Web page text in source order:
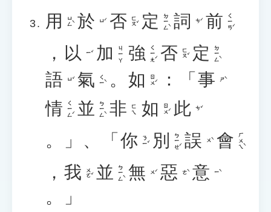
用
ㄩㄥˋ 於 ㄩˊ 否 ㄈㄡˇ 定 ㄉㄧㄥˋ 詞 ㄘˊ 前 ㄑㄧㄢˊ
， 以 ㄧˇ 加 ㄐㄧㄚ 強 ㄑㄧㄤˊ 否 ㄈㄡˇ 定 ㄉㄧㄥˋ
語 ㄩˇ 氣 ㄑㄧˋ 。 如 ㄖㄨˊ ：「 事 ㄕˋ
情 ㄑㄧㄥˊ 並 ㄅㄧㄥˋ 非 ㄈㄟ 如 ㄖㄨˊ 此 ㄘˇ
。」、「 你 ㄋㄧˇ 別 ㄅㄧㄝˊ 誤 ㄨˋ 會 ㄏㄨㄟˋ
， 我 ㄨㄛˇ 並 ㄅㄧㄥˋ 無 ㄨˊ 惡 ㄜˋ 意 ㄧˋ
。」